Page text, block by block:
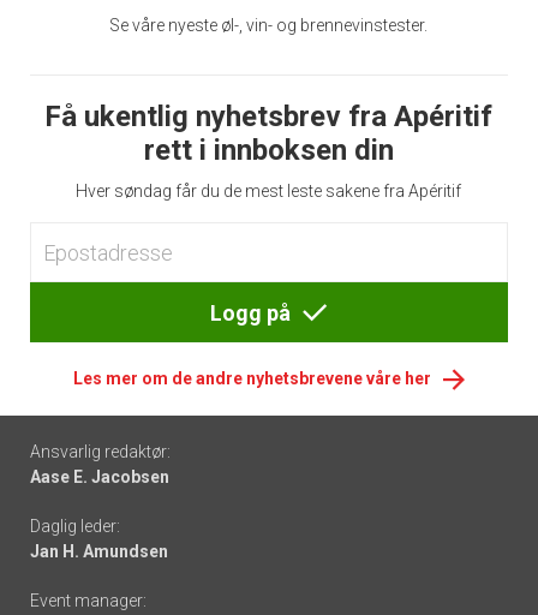
Se våre nyeste øl-, vin- og brennevinstester.
Få ukentlig nyhetsbrev fra Apéritif
rett i innboksen din
Hver søndag får du de mest leste sakene fra Apéritif
Logg på
Les mer om de andre nyhetsbrevene våre her
Footer
-
links
Ansvarlig redaktør:
Aase E. Jacobsen
Daglig leder:
Jan H. Amundsen
Event manager: